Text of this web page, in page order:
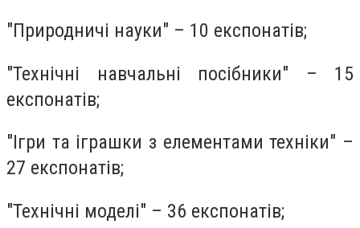
"Природничі науки" – 10 експонатів;
"Технічні навчальні посібники" – 15
експонатів;
"Ігри та іграшки з елементами техніки" –
27 експонатів;
"Технічні моделі" – 36 експонатів;